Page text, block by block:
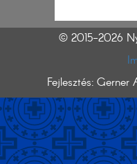
© 2015-2026
Fejlesztés: